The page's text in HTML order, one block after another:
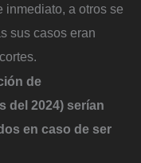
inmediato, a otros se
sus casos eran
de
del 2024) serían
en caso de ser